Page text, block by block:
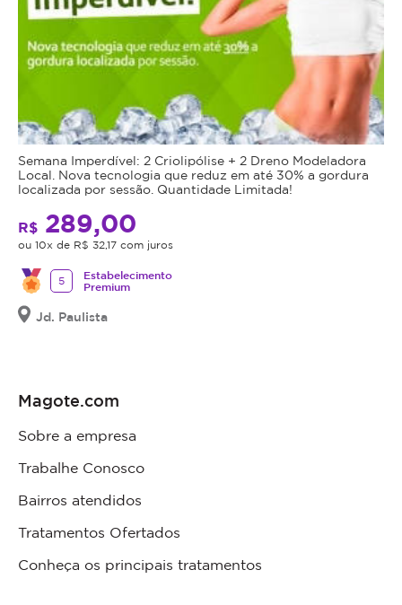
Semana Imperdível: 2 Criolipólise + 2 Dreno Modeladora
Local. Nova tecnologia que reduz em até 30% a gordura
localizada por sessão. Quantidade Limitada!
R$ 289,00
ou 10x de R$ 32,17 com juros
5
Estabelecimento
Premium
Jd. Paulista
Magote.com
Sobre a empresa
Trabalhe Conosco
Bairros atendidos
Tratamentos Ofertados
Conheça os principais tratamentos